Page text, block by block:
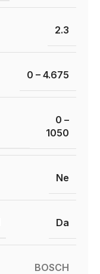
2.3
0 – 4.675
0 –
1050
Ne
Da
BOSCH